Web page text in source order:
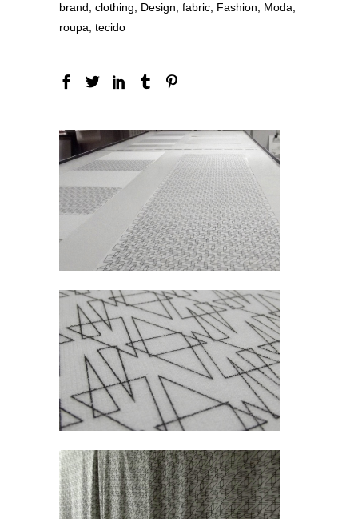
brand, clothing, Design, fabric, Fashion, Moda,
roupa, tecido